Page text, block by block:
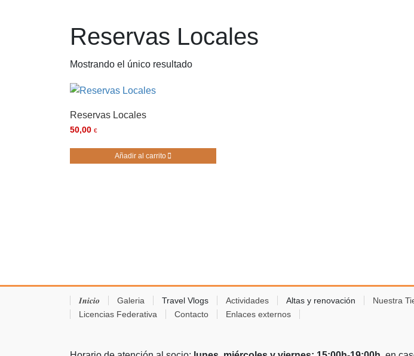
Reservas Locales
Mostrando el único resultado
Reservas Locales
50,00 €
Añadir al carrito
𝑰𝒏𝒊𝒄𝒊𝒐 Galeria Travel Vlogs Actividades Altas y renovación Nuestra
Licencias Federativa
Contacto Enlaces externos